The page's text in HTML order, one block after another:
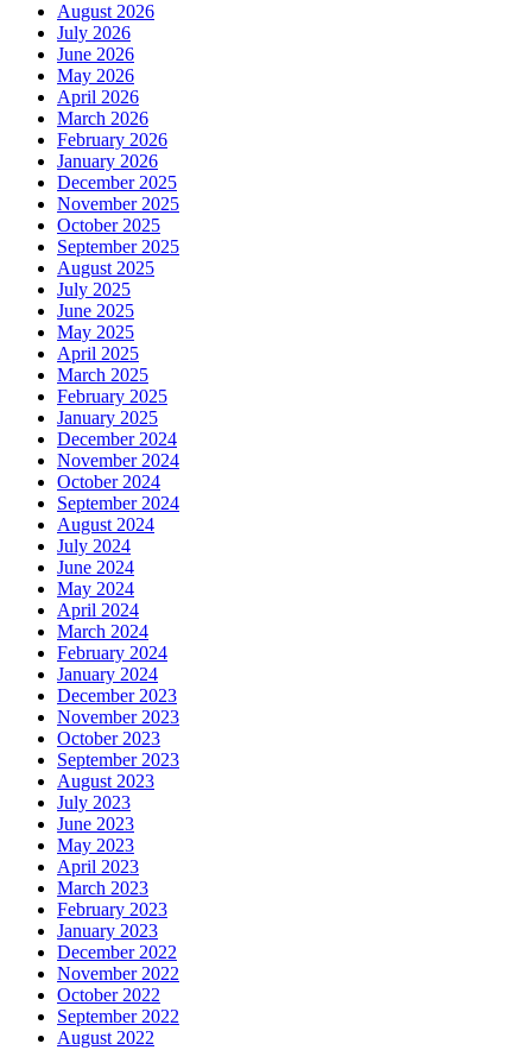
August 2026
July 2026
June 2026
May 2026
April 2026
March 2026
February 2026
January 2026
December 2025
November 2025
October 2025
September 2025
August 2025
July 2025
June 2025
May 2025
April 2025
March 2025
February 2025
January 2025
December 2024
November 2024
October 2024
September 2024
August 2024
July 2024
June 2024
May 2024
April 2024
March 2024
February 2024
January 2024
December 2023
November 2023
October 2023
September 2023
August 2023
July 2023
June 2023
May 2023
April 2023
March 2023
February 2023
January 2023
December 2022
November 2022
October 2022
September 2022
August 2022